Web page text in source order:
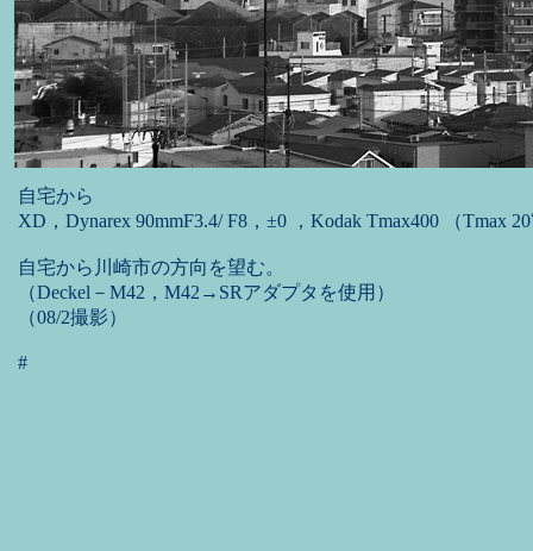
自宅から
XD，Dynarex 90mmF3.4/ F8，±0 ，Kodak Tmax400 （Tmax
自宅から川崎市の方向を望む。
（Deckel－M42，M42→SRアダプタを使用）
（08/2撮影）
#